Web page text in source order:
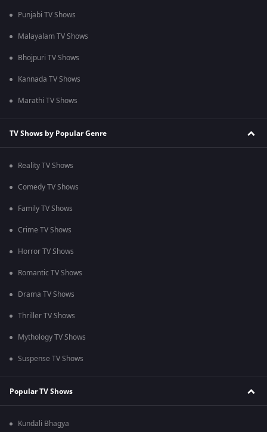
Punjabi TV Shows
Malayalam TV Shows
Bhojpuri TV Shows
Kannada TV Shows
Marathi TV Shows
TV Shows by Popular Genre
Reality TV Shows
Comedy TV Shows
Family TV Shows
Crime TV Shows
Horror TV Shows
Romantic TV Shows
Drama TV Shows
Thriller TV Shows
Mythology TV Shows
Suspense TV Shows
Popular TV Shows
Kundali Bhagya